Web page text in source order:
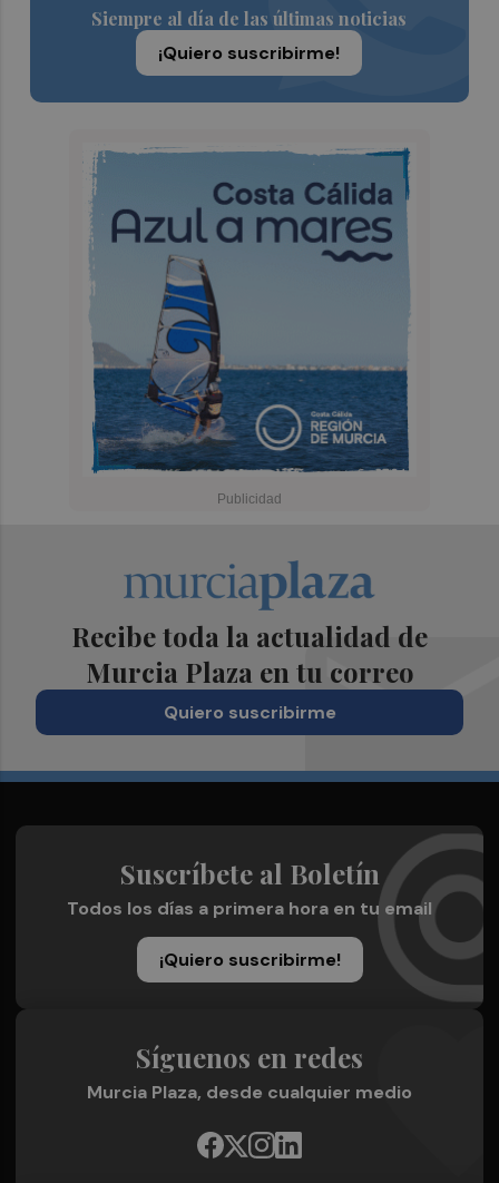
Siempre al día de las últimas noticias
¡Quiero suscribirme!
Recibe toda la actualidad de
Murcia Plaza en tu correo
Quiero suscribirme
Suscríbete al Boletín
Todos los días a primera hora en tu email
¡Quiero suscribirme!
Síguenos en redes
Murcia Plaza, desde cualquier medio